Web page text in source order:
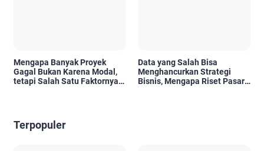
Mengapa Banyak Proyek
Gagal Bukan Karena Modal,
tetapi Salah Satu Faktornya
Data yang Salah Bisa
Menghancurkan Strategi
Bisnis, Mengapa Riset Pasar
Terpopuler